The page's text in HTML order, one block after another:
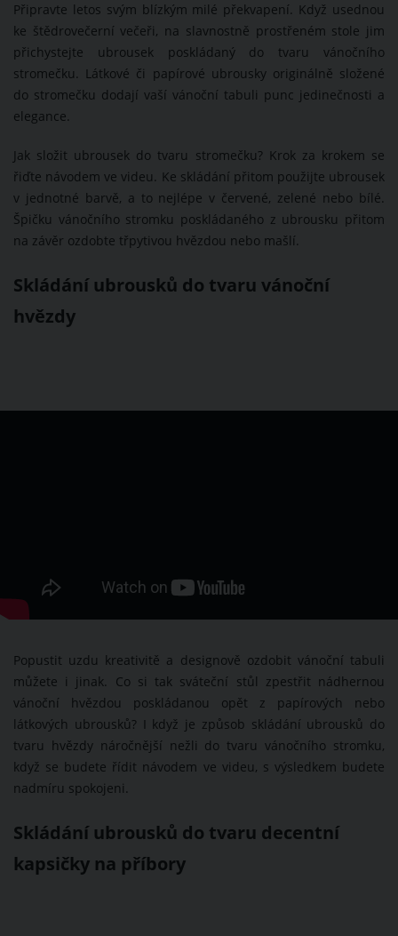
Připravte letos svým blízkým milé překvapení. Když usednou
ke štědrovečerní večeři, na slavnostně prostřeném stole jim
přichystejte ubrousek poskládaný do tvaru vánočního
stromečku. Látkové či papírové ubrousky originálně složené
do stromečku dodají vaší vánoční tabuli punc jedinečnosti a
elegance.
Jak složit ubrousek do tvaru stromečku? Krok za krokem se
řiďte návodem ve videu. Ke skládání přitom použijte ubrousek
v jednotné barvě, a to nejlépe v červené, zelené nebo bílé.
Špičku vánočního stromku poskládaného z ubrousku přitom
na závěr ozdobte třpytivou hvězdou nebo mašlí.
Skládání ubrousků do tvaru vánoční
hvězdy
Popustit uzdu kreativitě a designově ozdobit vánoční tabuli
můžete i jinak. Co si tak sváteční stůl zpestřit nádhernou
vánoční hvězdou poskládanou opět z papírových nebo
látkových ubrousků? I když je způsob skládání ubrousků do
tvaru hvězdy náročnější nežli do tvaru vánočního stromku,
když se budete řídit návodem ve videu, s výsledkem budete
nadmíru spokojeni.
Skládání ubrousků do tvaru decentní
kapsičky na příbory